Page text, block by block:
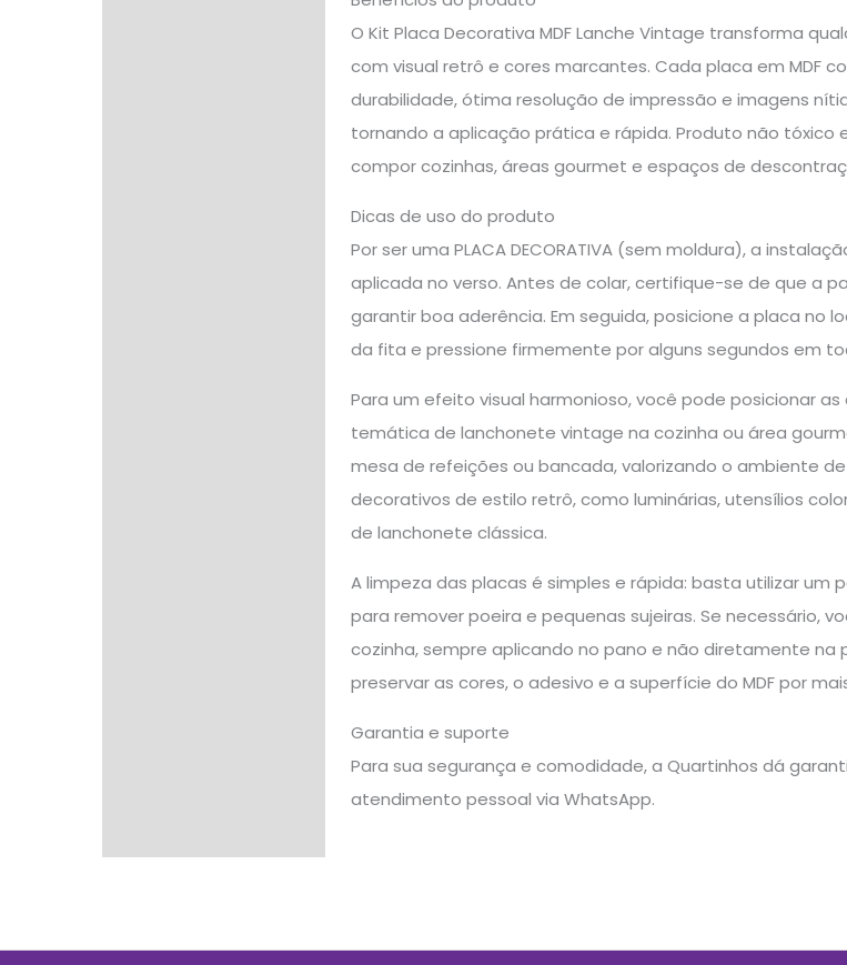
O Kit Placa Decorativa MDF Lanche Vintage transforma
com visual retrô e cores marcantes. Cada placa em MDF
durabilidade, ótima resolução de impressão e imagens
tornando a aplicação prática e rápida. Produto não tóxico
compor cozinhas, áreas gourmet e espaços de
Dicas de uso do produto
Por ser uma PLACA DECORATIVA (sem moldura), a
aplicada no verso. Antes de colar, certifique-se de que a
garantir boa aderência. Em seguida, posicione a placa
da fita e pressione firmemente por alguns segundos em
Para um efeito visual harmonioso, você pode posicionar
temática de lanchonete vintage na cozinha ou área
mesa de refeições ou bancada, valorizando o ambiente
decorativos de estilo retrô, como luminárias, utensílios
de lanchonete clássica.
A limpeza das placas é simples e rápida: basta utilizar
para remover poeira e pequenas sujeiras. Se necessário,
cozinha, sempre aplicando no pano e não diretamente na
preservar as cores, o adesivo e a superfície do MDF por
Garantia e suporte
Para sua segurança e comodidade, a Quartinhos dá
atendimento pessoal via WhatsApp.